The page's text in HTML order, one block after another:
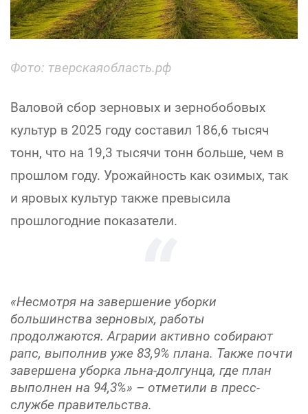
Фото: тверскаяобласть.рф
Валовой сбор зерновых и зернобобовых
культур в 2025 году составил 186,6 тысяч
тонн, что на 19,3 тысячи тонн больше, чем в
прошлом году. Урожайность как озимых, так
и яровых культур также превысила
прошлогодние показатели.
«Несмотря на завершение уборки
большинства зерновых, работы
продолжаются. Аграрии активно собирают
рапс, выполнив уже 83,9% плана. Также почти
завершена уборка льна-долгунца, где план
выполнен на 94,3%» – отметили в пресс-
службе правительства.